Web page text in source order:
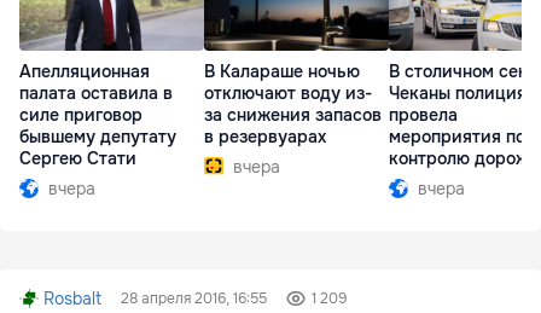
Апелляционная
палата оставила в
силе приговор
бывшему депутату
Сергею Стати
вчера
В Калараше ночью
отключают воду из-
за снижения запасов
в резервуарах
вчера
В столичном
Чеканы полиция
провела
мероприятия по
контролю
движения
вчера
Rosbalt 28 апреля 2016, 16:55 1 209